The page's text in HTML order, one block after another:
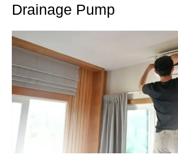
Drainage Pump